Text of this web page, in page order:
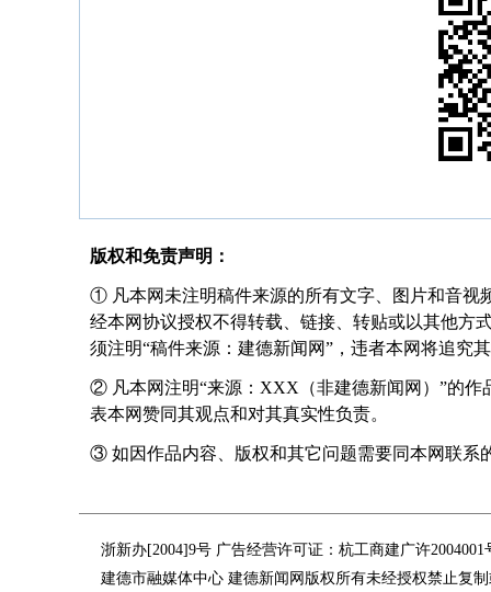
版权和免责声明：
① 凡本网未注明稿件来源的所有文字、图片和音视
经本网协议授权不得转载、链接、转贴或以其他方
须注明“稿件来源：建德新闻网”，违者本网将追究其
② 凡本网注明“来源：XXX（非建德新闻网）”的作
表本网赞同其观点和对其真实性负责。
③ 如因作品内容、版权和其它问题需要同本网联系
浙新办[2004]9号 广告经营许可证：杭工商建广许2004001
建德市融媒体中心 建德新闻网版权所有未经授权禁止复